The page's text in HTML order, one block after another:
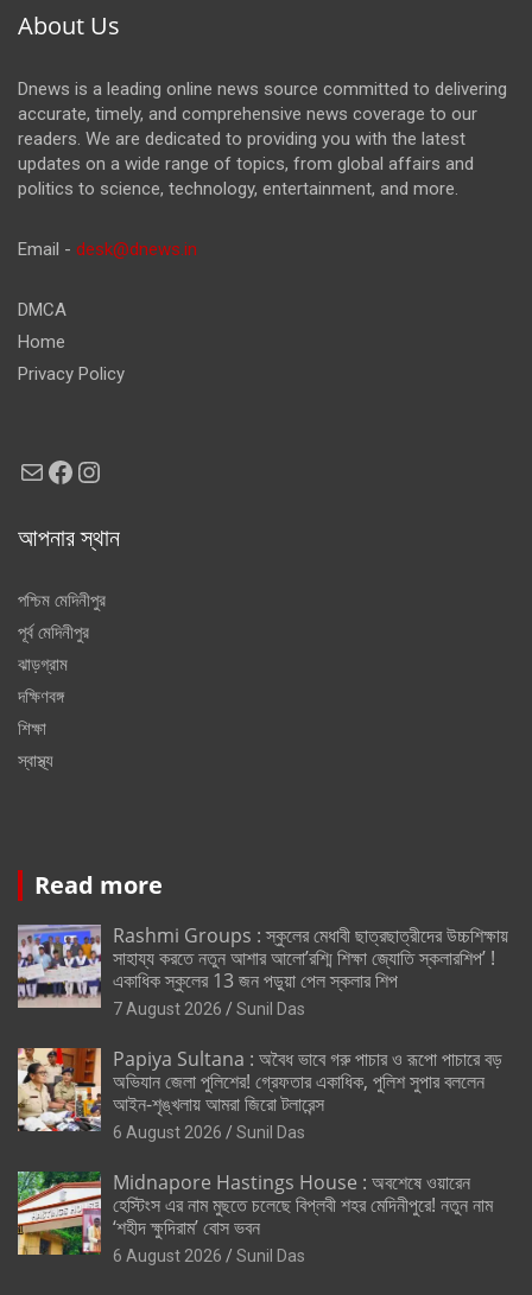
About Us
Dnews is a leading online news source committed to delivering
accurate, timely, and comprehensive news coverage to our
readers. We are dedicated to providing you with the latest
updates on a wide range of topics, from global affairs and
politics to science, technology, entertainment, and more.
Email - desk@dnews.in
DMCA
Home
Privacy Policy
MailFacebook
Instagram
আপনার স্থান
পশ্চিম মেদিনীপুর
পূর্ব মেদিনীপুর
ঝাড়গ্রাম
দক্ষিণবঙ্গ
শিক্ষা
স্বাস্থ্য
Read more
Rashmi Groups : স্কুলের মেধাবী ছাত্রছাত্রীদের উচ্চশিক্ষায়
সাহায্য করতে নতুন আশার আলো’রশ্মি শিক্ষা জ্যোতি স্কলারশিপ’ !
একাধিক স্কুলের 13 জন পড়ুয়া পেল স্কলার শিপ
7 August 2026 Sunil Das
Papiya Sultana : অবৈধ ভাবে গরু পাচার ও রূপো পাচারে বড়
অভিযান জেলা পুলিশের! গ্রেফতার একাধিক, পুলিশ সুপার বললেন
আইন-শৃঙ্খলায় আমরা জিরো টলারেন্স
6 August 2026 Sunil Das
Midnapore Hastings House : অবশেষে ওয়ারেন
হেস্টিংস এর নাম মুছতে চলেছে বিপ্লবী শহর মেদিনীপুরে! নতুন নাম
‘শহীদ ক্ষুদিরাম’ বোস ভবন
6 August 2026 Sunil Das